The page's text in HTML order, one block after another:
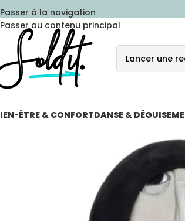
Passer à la navigation
Passer au contenu principal
ÊTRE & CONFORTDANSE &